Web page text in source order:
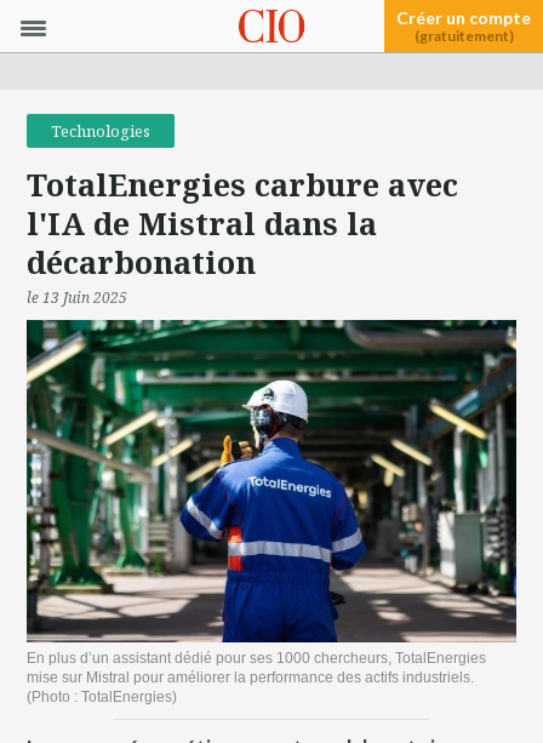
Créer un compte
(gratuitement)
Technologies
TotalEnergies carbure avec
l'IA de Mistral dans la
décarbonation
le 13 Juin 2025
En plus d’un assistant dédié pour ses 1000 chercheurs, TotalEnergies
mise sur Mistral pour améliorer la performance des actifs industriels.
(Photo : TotalEnergies)